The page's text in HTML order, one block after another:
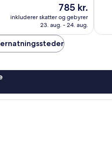
Prisen
er
785 kr.
785 kr.
inkluderer skatter og gebyrer
23. aug. - 24. aug.